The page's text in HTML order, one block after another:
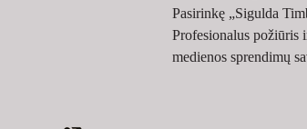
Pasirinkę „Sigulda
Profesionalus požiūris
medienos sprendimų